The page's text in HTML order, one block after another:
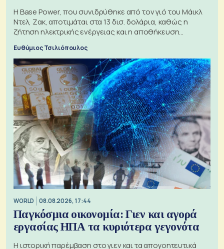
Η Base Power, που συνιδρύθηκε από τον γιό του Μάικλ
Ντελ, Ζακ, αποτιμάται στα 13 δισ. δολάρια, καθώς η
ζήτηση ηλεκτρικής ενέργειας και η αποθήκευση
Ευθύμιος Τσιλιόπουλος
WORLD 08.08.2026, 17:44
Παγκόσμια οικονομία: Γιεν και αγορά
εργασίας ΗΠΑ τα κυριότερα γεγονότα
Η ιστορική παρέμβαση στο γιεν και τα απογοητευτικά